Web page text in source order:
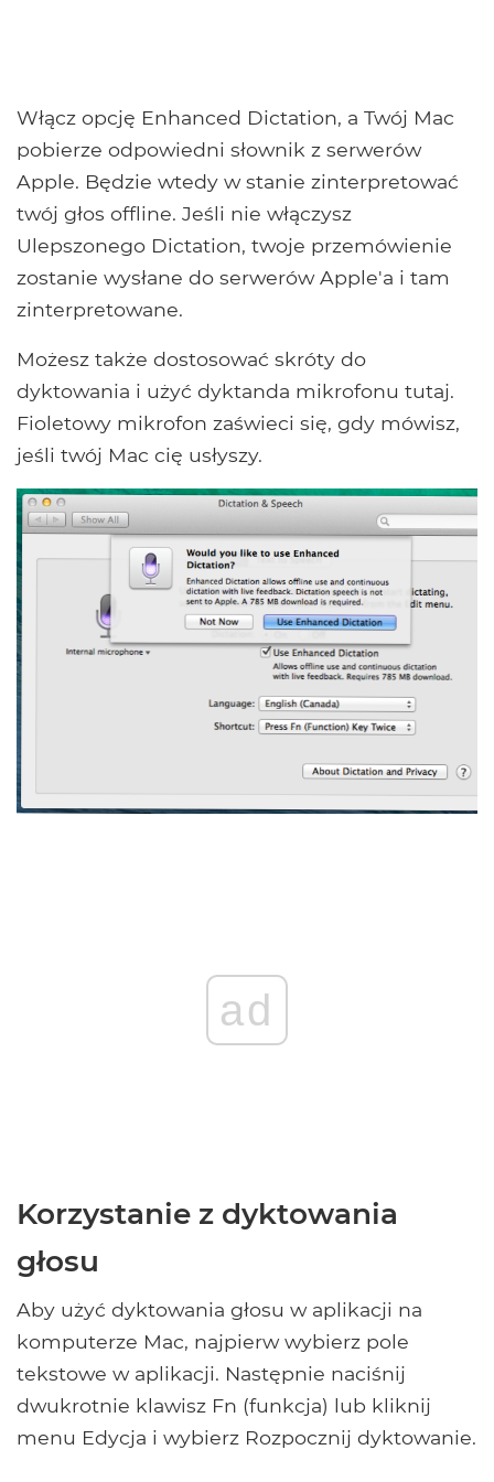
Włącz opcję Enhanced Dictation, a Twój Mac
pobierze odpowiedni słownik z serwerów
Apple. Będzie wtedy w stanie zinterpretować
twój głos offline. Jeśli nie włączysz
Ulepszonego Dictation, twoje przemówienie
zostanie wysłane do serwerów Apple'a i tam
zinterpretowane.
Możesz także dostosować skróty do
dyktowania i użyć dyktanda mikrofonu tutaj.
Fioletowy mikrofon zaświeci się, gdy mówisz,
jeśli twój Mac cię usłyszy.
ad
Korzystanie z dyktowania
głosu
Aby użyć dyktowania głosu w aplikacji na
komputerze Mac, najpierw wybierz pole
tekstowe w aplikacji. Następnie naciśnij
dwukrotnie klawisz Fn (funkcja) lub kliknij
menu Edycja i wybierz Rozpocznij dyktowanie.